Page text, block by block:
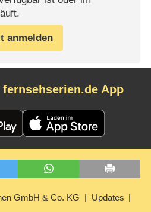
anmelden
fernsehserien.de App
GmbH & Co. KG Updates